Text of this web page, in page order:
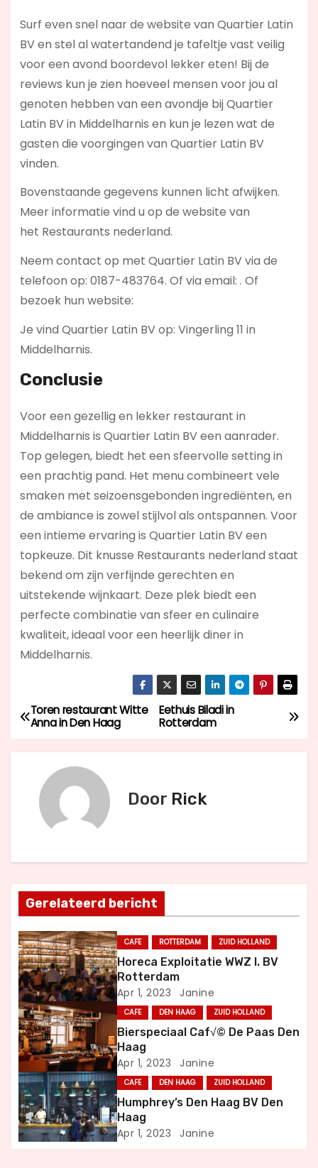
Surf even snel naar de website van Quartier Latin
BV en stel al watertandend je tafeltje vast veilig
voor een avond boordevol lekker eten! Bij de
reviews kun je zien hoeveel mensen voor jou al
genoten hebben van een avondje bij Quartier
Latin BV in Middelharnis en kun je lezen wat de
gasten die voorgingen van Quartier Latin BV
vinden.
Bovenstaande gegevens kunnen licht afwijken.
Meer informatie vind u op de website van
het Restaurants nederland.
Neem contact op met Quartier Latin BV via de
telefoon op: 0187-483764. Of via email: . Of
bezoek hun website:
Je vind Quartier Latin BV op: Vingerling 11 in
Middelharnis.
Conclusie
Voor een gezellig en lekker restaurant in
Middelharnis is Quartier Latin BV een aanrader.
Top gelegen, biedt het een sfeervolle setting in
een prachtig pand. Het menu combineert vele
smaken met seizoensgebonden ingrediënten, en
de ambiance is zowel stijlvol als ontspannen. Voor
een intieme ervaring is Quartier Latin BV een
topkeuze. Dit knusse Restaurants nederland staat
bekend om zijn verfijnde gerechten en
uitstekende wijnkaart. Deze plek biedt een
perfecte combinatie van sfeer en culinaire
kwaliteit, ideaal voor een heerlijk diner in
Middelharnis.
B
e
h
t
n
a
v
i
g
a
t
i
Eethuis Biladi in
Rotterdam
Toren restaurant Witte
Anna in Den Haag
Door Rick
Gerelateerd bericht
CAFE ROTTERDAM ZUID HOLLAND
Horeca Exploitatie WWZ I. BV
Rotterdam
Apr 1, 2023 Janine
CAFE DEN HAAG ZUID HOLLAND
Bierspeciaal Caf√© De Paas Den
Haag
Apr 1, 2023 Janine
CAFE DEN HAAG ZUID HOLLAND
Humphrey’s Den Haag BV Den
Haag
Apr 1, 2023 Janine